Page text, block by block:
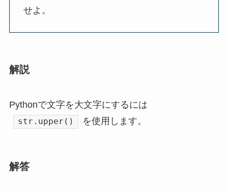
せよ。
解説
Pythonで文字を大文字にするには
str.upper() を使用します。
解答